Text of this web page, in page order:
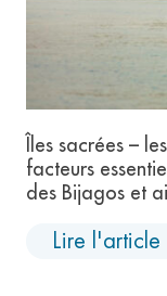
Îles sacrées –
facteurs
des Bijagos et
Lire l'article